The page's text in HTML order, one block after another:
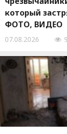
который
ФОТО, ВИДЕО
07.08.2026